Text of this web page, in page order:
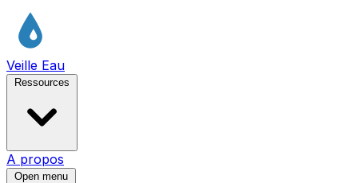
Veille Eau
Ressources
A propos
Open menu